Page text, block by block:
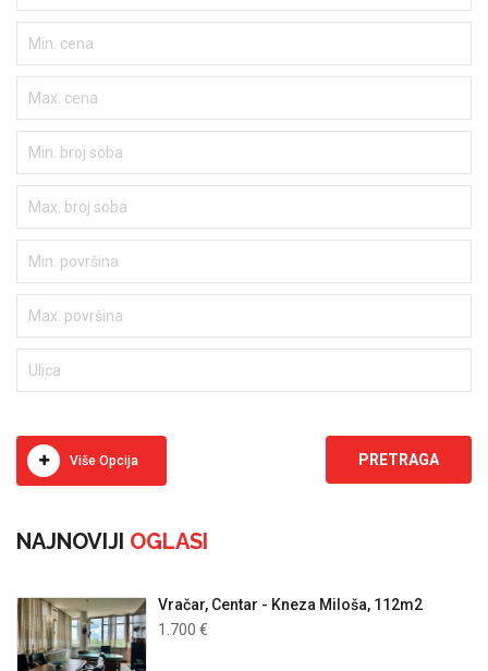
Više Opcija
NAJNOVIJI OGLASI
Vračar, Centar - Kneza Miloša, 112m2
1.700 €